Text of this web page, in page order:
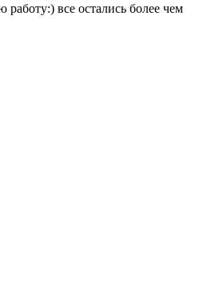
все остались более чем